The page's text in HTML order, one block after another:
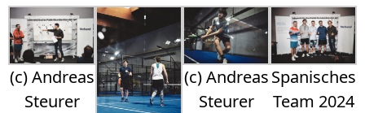
(c) Andreas
Steurer
(c) Andreas
Steurer
Spanisches
Team 2024